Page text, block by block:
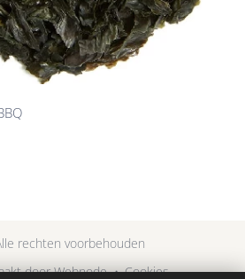
rechten voorbehouden
doorWebnode Cookies